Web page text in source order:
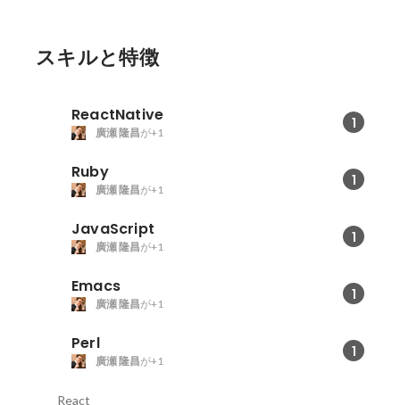
スキルと特徴
ReactNative 1
廣瀬 隆昌が+1
Ruby 1
廣瀬 隆昌が+1
JavaScript 1
廣瀬 隆昌が+1
Emacs 1
廣瀬 隆昌が+1
Perl 1
廣瀬 隆昌が+1
React